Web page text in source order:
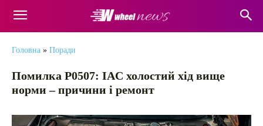
Головна » Поради
Помилка P0507: IAC холостий хід вище
норми – причини і ремонт